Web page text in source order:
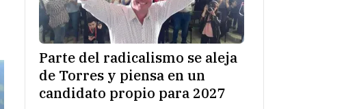
Parte del radicalismo se aleja
de Torres y piensa en un
candidato propio para 2027